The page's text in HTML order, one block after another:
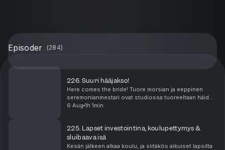
Episoder (284)
226. Suuri hääjakso!
Here comes the bride! Tuore morsian ja eeppinen
seremonianmestari ovat studiossa tuoreeltaan häiden
jälkeen perkaamassa kaiken menneistä juhlista.
6 Aug 1h 1min
225. Lapset investointina, koulupettymys &
sluibaava isä
Kesän jälkeen alkaa koulu, ja siitäkös aikuiset lapsilta